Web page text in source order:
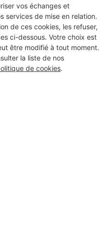
vos échanges et
services de mise en relation.
de ces cookies, les refuser,
ci-dessous. Votre choix est
être modifié à tout moment.
la liste de nos
de cookies.
La Flèche et Baugé